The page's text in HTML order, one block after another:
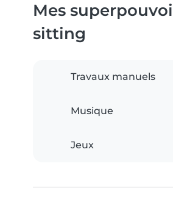
Mes
sitting
Travaux manuels
Musique
Jeux